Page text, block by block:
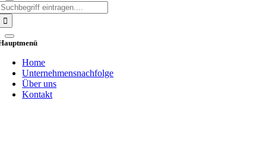
Home
Unternehmensnachfolge
Über uns
Kontakt